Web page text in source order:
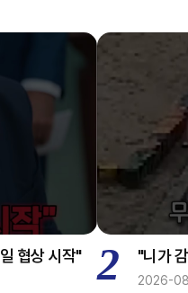
협상 시작" 2 "니가
2026-